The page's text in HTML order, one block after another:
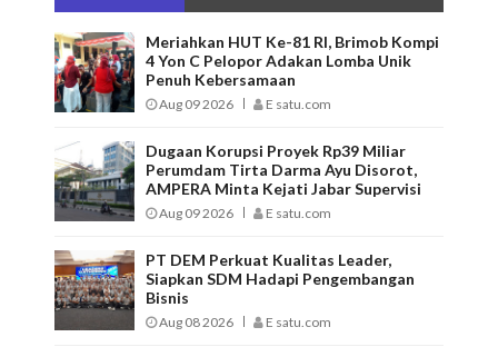
Meriahkan HUT Ke-81 RI, Brimob Kompi
4 Yon C Pelopor Adakan Lomba Unik
Penuh Kebersamaan
Aug 09 2026 E satu.com
Dugaan Korupsi Proyek Rp39 Miliar
Perumdam Tirta Darma Ayu Disorot,
AMPERA Minta Kejati Jabar Supervisi
Aug 09 2026 E satu.com
PT DEM Perkuat Kualitas Leader,
Siapkan SDM Hadapi Pengembangan
Bisnis
Aug 08 2026 E satu.com